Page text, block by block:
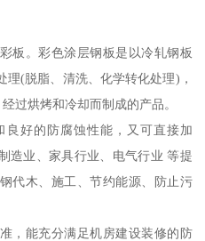
板。彩色涂层钢板是以冷轧钢板
(脱脂、清洗、化学转化处理)，
过烘烤和冷却而制成的产品。
良好的防腐蚀性能，又可直接加
造业、家具行业、电气行业 等提
代木、施工、节约能源、防止污
，能充分满足机房建设装修的防